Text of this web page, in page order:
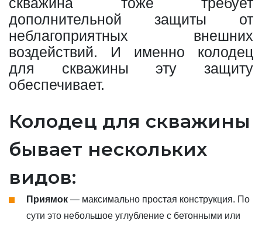
дополнительной защиты от
неблагоприятных внешних
воздействий. И именно колодец
для скважины эту защиту
обеспечивает.
Колодец для скважины
бывает нескольких
видов:
Приямок — максимально простая конструкция. По
сути это небольшое углубление с бетонными или